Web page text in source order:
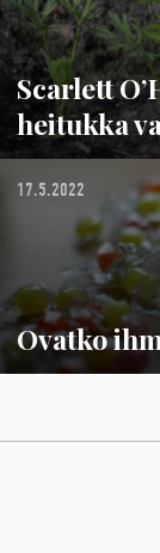
Scarlett
heitukka
17.5.2022
Ovatko